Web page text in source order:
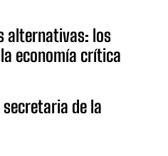
alternativas: los
economía crítica
secretaria de la